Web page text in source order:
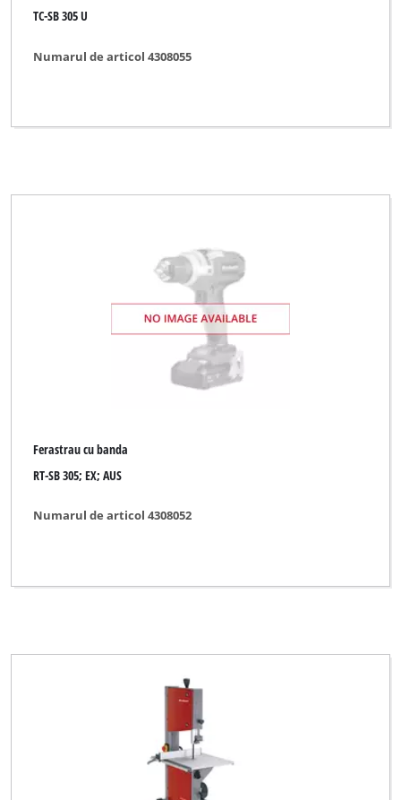
TC-SB 305 U
Numarul de articol 4308055
Ferastrau cu banda
RT-SB 305; EX; AUS
Numarul de articol 4308052